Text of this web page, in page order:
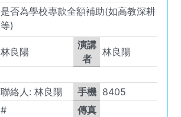
是否為學校專款全額補助(如高教深耕
等)
林良陽
演講
者
林良陽
聯絡人: 林良陽 手機 8405
#
傳真